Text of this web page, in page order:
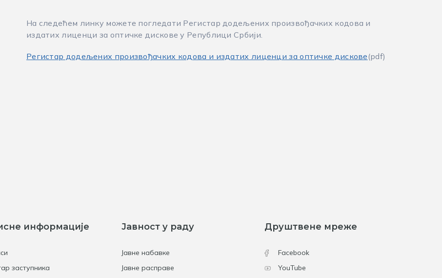
На следећем линку можете погледати Регистар додељених произвођачких кодова и
издатих лиценци за оптичке дискове у Републици Србији.
Регистар додељених произвођачких кодова и издатих лиценци за оптичке дискове(pdf)
информације
заступника
Јавност у раду
Јавне набавке
Јавне расправе
Друштвене мреже
Facebook
YouTube